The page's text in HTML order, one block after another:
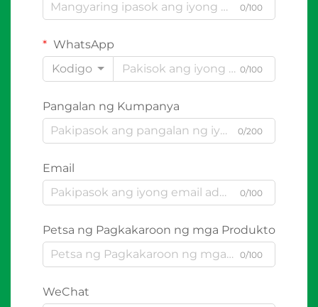
0/100
WhatsApp
Kodigo
0/100
Pangalan ng Kumpanya
0/200
Email
0/100
Petsa ng Pagkakaroon ng mga Produkto
0/100
WeChat